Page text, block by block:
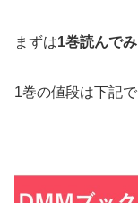
まずは1巻読んで
1巻の値段は下記